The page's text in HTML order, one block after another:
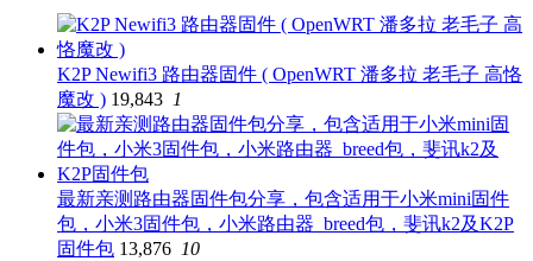
K2P Newifi3 路由器固件 ( OpenWRT 潘多拉 老毛子 高恪
魔改 ) 19,843 1
最新亲测路由器固件包分享，包含适用于小米mini固件
包，小米3固件包，小米路由器_breed包，斐讯k2及K2P
固件包 13,876 10